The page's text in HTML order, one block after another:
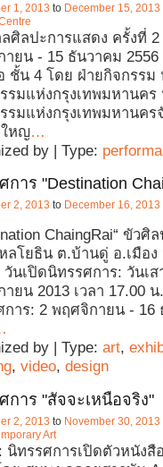
1, 2013 to December 15, 2013
ลศิลปะการแสดง ครั้งที่
ายน - 15 ธันวาคม
ชั้น 4 โดย ฝ่ายกิจกรรม
รมแห่งกรุงเทพมหานคร
รมแห่งกรุงเทพมหานคร
ใหญ…
by | Type:
การ "Destination
2, 2013 to December 16, 2013
ChaingRai“ ขัวศิ
ลโยธิน ต.บ้านดู่ อ.เมือง
วันเปิดนิทรรศการ: วันเส
ยน 2013 เวลา 17.00
การ: 2 พฤศจิกายน - 16
by | Type: art,
, video, design
การ "สัจจะเหนือจริง"
2, 2013 to November 30, 2013
Art
นิทรรศการเปิดตัวหนังสื